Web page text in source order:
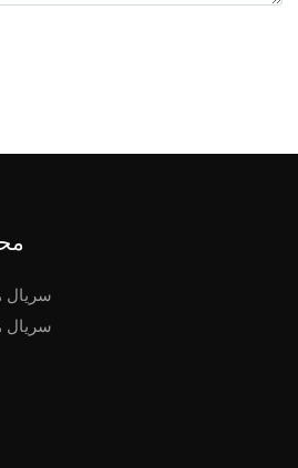
سریال
سریال